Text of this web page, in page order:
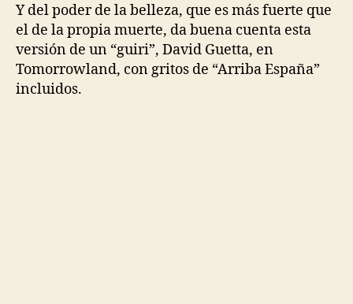
Y del poder de la belleza, que es más fuerte que
el de la propia muerte, da buena cuenta esta
versión de un “guiri”, David Guetta, en
Tomorrowland, con gritos de “Arriba España”
incluidos.